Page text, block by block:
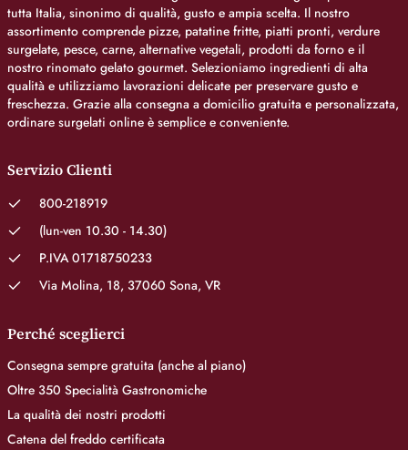
tutta Italia, sinonimo di qualità, gusto e ampia scelta. Il nostro
assortimento comprende pizze, patatine fritte, piatti pronti, verdure
surgelate, pesce, carne, alternative vegetali, prodotti da forno e il
nostro rinomato gelato gourmet. Selezioniamo ingredienti di alta
qualità e utilizziamo lavorazioni delicate per preservare gusto e
freschezza. Grazie alla consegna a domicilio gratuita e personalizzata,
ordinare surgelati online è semplice e conveniente.
Servizio Clienti
800-218919
(lun-ven 10.30 - 14.30)
P.IVA 01718750233
Via Molina, 18, 37060 Sona, VR
Perché sceglierci
Consegna sempre gratuita (anche al piano)
Oltre 350 Specialità Gastronomiche
La qualità dei nostri prodotti
Catena del freddo certificata